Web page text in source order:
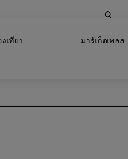
เที่ยว มาร์เก็ตเพลส